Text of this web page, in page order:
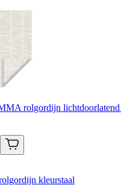
rolgordijn
kleurstaal